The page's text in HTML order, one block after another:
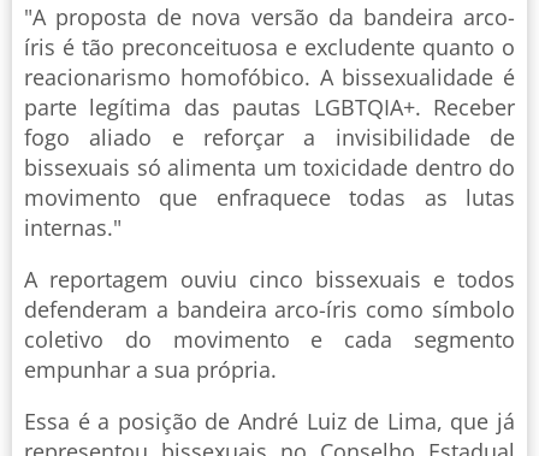
"A proposta de nova versão da bandeira arco-
íris é tão preconceituosa e excludente quanto o
reacionarismo homofóbico. A bissexualidade é
parte legítima das pautas LGBTQIA+. Receber
fogo aliado e reforçar a invisibilidade de
bissexuais só alimenta um toxicidade dentro do
movimento que enfraquece todas as lutas
internas."
A reportagem ouviu cinco bissexuais e todos
defenderam a bandeira arco-íris como símbolo
coletivo do movimento e cada segmento
empunhar a sua própria.
Essa é a posição de André Luiz de Lima, que já